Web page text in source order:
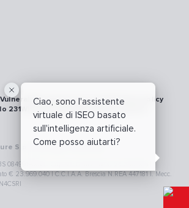
Ciao, sono l'assistente
virtuale di ISEO basato
sull'intelligenza artificiale.
Come posso aiutarti?
S.p.A. All right reserved
08499190018 | Cap.Soc.Deliberato € 24.340.965 |
€ 23.969.040 | C.C.I.A.A. Brescia N.REA 447181 |. Mecc.
Vulnerability disclosure policyPrivacy policy
231WhistleblowingRichiamo prodotti